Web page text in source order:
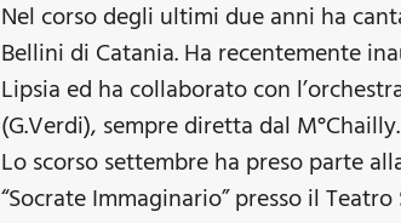
Nel corso degli ultimi due anni ha
Bellini di Catania. Ha recentemente
Lipsia ed ha collaborato con
(G.Verdi), sempre diretta dal M°Chailly.
Lo scorso settembre ha preso parte
“Socrate Immaginario” presso il